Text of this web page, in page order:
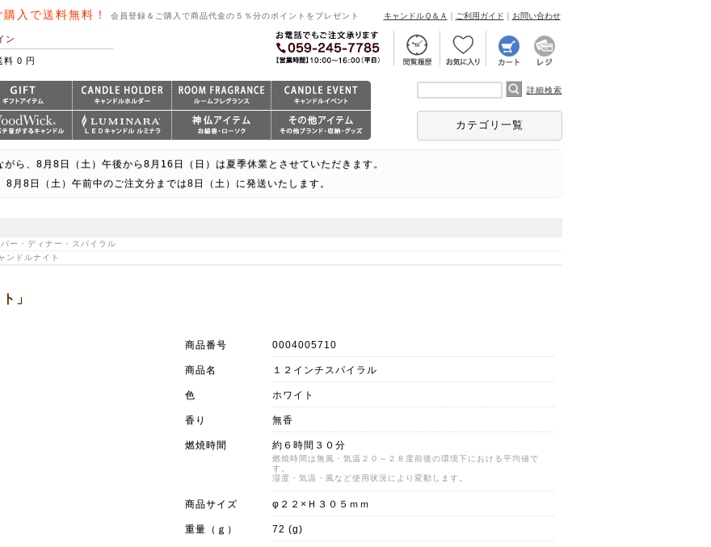
入で送料無料！ 会員登録＆ご購入で商品代金の５％分のポイントをプレゼント キャンドルＱ＆Ａ ｜ ご利用ガイド ｜ お問い合わせ
ン
料 0 円
詳細検索
カテゴリ一覧
がら、8月8日（土）午後から8月16日（日）は夏季休業とさせていただきます。
8月8日（土）午前中のご注文分までは8日（土）に発送いたします。
ー・ディナー・スパイラル
ンドルナイト
」
商品番号 0004005710
商品名 １２インチスパイラル
色 ホワイト
香り 無香
燃焼時間 約６時間３０分
燃焼時間は無風・気温２０～２８度前後の環境下における平均値で
す。
湿度・気温・風など使用状況により変動します。
商品サイズ φ２２×Ｈ３０５ｍｍ
重量（ｇ） 72 (g)